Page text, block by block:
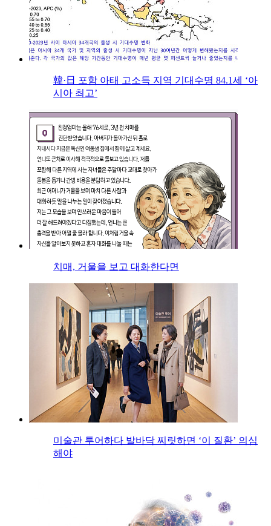
韓·日 포함 아태 고소득 지역 기대수명 84.1세 ‘아
시아 최고’
치매, 거울을 보고 대화한다면
미술관 투어하다 발바닥 찌릿하면 ‘이 질환’ 의심
해야